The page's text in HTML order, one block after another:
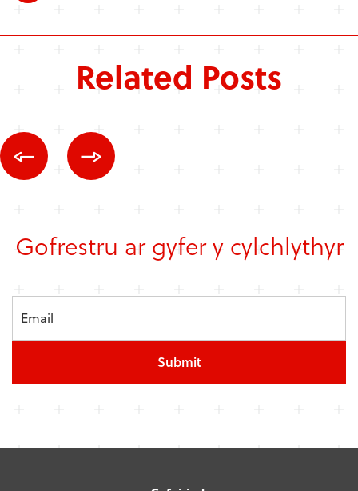
Related Posts
Gofrestru ar gyfer y cylchlythyr
Submit